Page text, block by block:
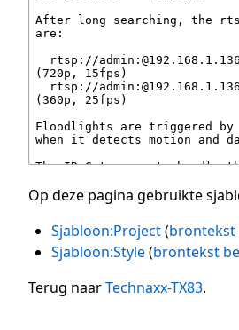
Op deze pagina gebruikte
Sjabloon:Project(brontekst
Sjabloon:Style(brontekst
Terug naarTechnaxx-TX83.